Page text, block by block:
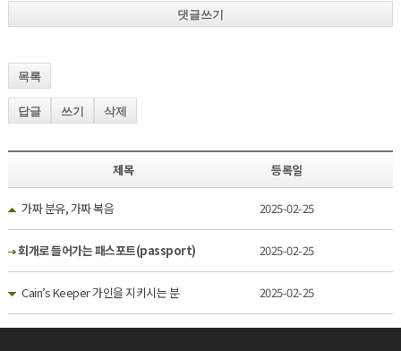
댓글쓰기
목록
답글 쓰기 삭제
제목 등록일
가짜 분유, 가짜 복음 2025-02-25
회개로 들어가는 패스포트(passport) 2025-02-25
Cain’s Keeper 가인을 지키시는 분 2025-02-25